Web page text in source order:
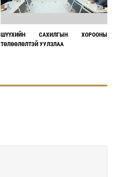
ШҮҮХИЙН САХИЛГЫН ХОРООНЫ
ТӨЛӨӨЛӨЛТЭЙ УУЛЗЛАА